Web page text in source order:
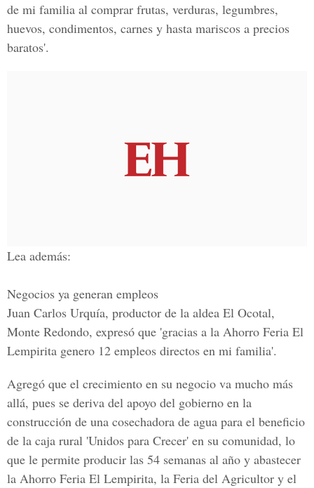
de mi familia al comprar frutas, verduras, legumbres,
huevos, condimentos, carnes y hasta mariscos a precios
baratos'.
Lea además:
Negocios ya generan empleos
Juan Carlos Urquía, productor de la aldea El Ocotal,
Monte Redondo, expresó que 'gracias a la Ahorro Feria El
Lempirita genero 12 empleos directos en mi familia'.
Agregó que el crecimiento en su negocio va mucho más
allá, pues se deriva del apoyo del gobierno en la
construcción de una cosechadora de agua para el beneficio
de la caja rural 'Unidos para Crecer' en su comunidad, lo
que le permite producir las 54 semanas al año y abastecer
la Ahorro Feria El Lempirita, la Feria del Agricultor y el